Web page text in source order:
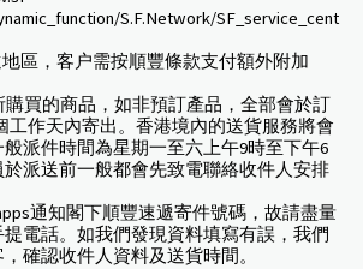
S.F.Network/SF_service_cent
區，客户需按順豐條款支付額外附加
購買的商品，如非預訂產品，全部會於訂
工作天內寄出。香港境內的送貨服務將會
派件時間為星期一至六上午9時至下午6
派送前一般都會先致電聯絡收件人安排
通知閣下順豐速遞寄件號碼，故請盡量
電話。如我們發現資料填寫有誤，我們
確認收件人資料及送貨時間。